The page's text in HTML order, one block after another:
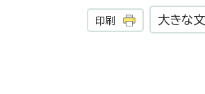
印刷 大きな